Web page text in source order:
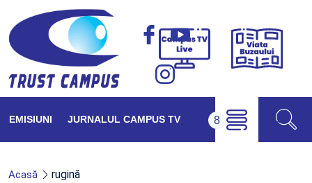
Campus
Viața
EMISIUNI JURNALUL CAMPUS TV
Acasă rugină